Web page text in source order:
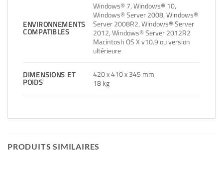
ENVIRONNEMENTS
COMPATIBLES
Windows® 7, Windows® 10,
Windows® Server 2008, Windows®
Server 2008R2, Windows® Server
2012, Windows® Server 2012R2
Macintosh OS X v10.9 ou version
ultérieure
DIMENSIONS ET
POIDS
420 x 410 x 345 mm
18 kg
PRODUITS SIMILAIRES